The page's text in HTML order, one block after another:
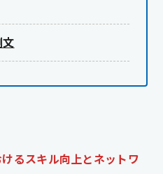
文
るスキル向上とネットワ